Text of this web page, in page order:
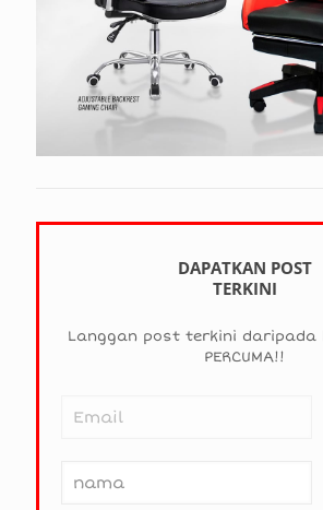
DAPATKAN POST
TERKINI
Langgan post terkini daripada
PERCUMA!!